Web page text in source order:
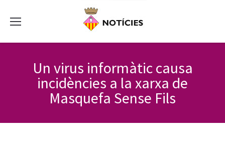
Un virus informàtic causa
incidències a la xarxa de
Masquefa Sense Fils